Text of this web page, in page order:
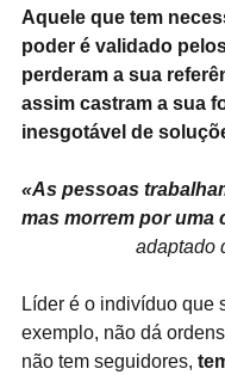
Aquele que tem
poder é validado
perderam a sua
assim castram a sua
inesgotável de
«As pessoas
mas morrem por uma
adaptado
Líder é o indivíduo que
exemplo, não dá
não tem seguidores,